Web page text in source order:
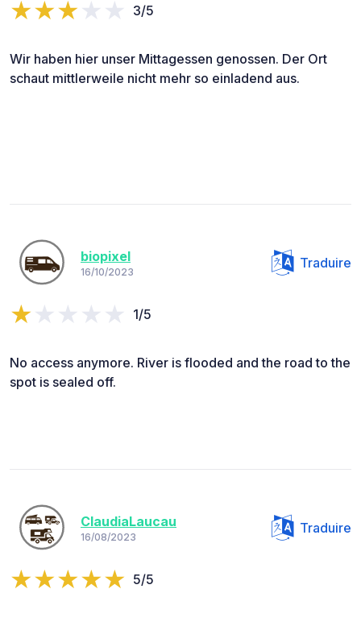
3/5
Wir haben hier unser Mittagessen genossen. Der Ort
schaut mittlerweile nicht mehr so einladend aus.
biopixel
16/10/2023
Traduire
1/5
No access anymore. River is flooded and the road to the
spot is sealed off.
ClaudiaLaucau
16/08/2023
Traduire
5/5